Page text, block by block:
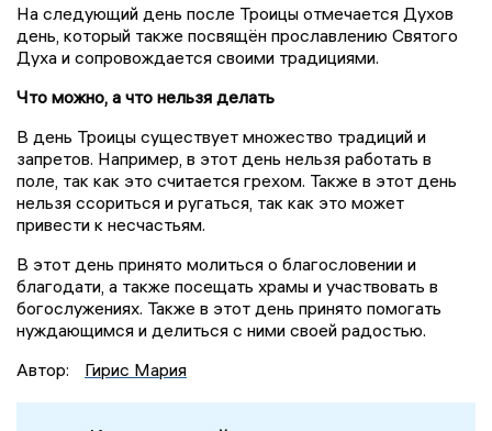
На следующий день после Троицы отмечается Духов
день, который также посвящён прославлению Святого
Духа и сопровождается своими традициями.
Что можно, а что нельзя делать
В день Троицы существует множество традиций и
запретов. Например, в этот день нельзя работать в
поле, так как это считается грехом. Также в этот день
нельзя ссориться и ругаться, так как это может
привести к несчастьям.
В этот день принято молиться о благословении и
благодати, а также посещать храмы и участвовать в
богослужениях. Также в этот день принято помогать
нуждающимся и делиться с ними своей радостью.
Автор:
Гирис Мария